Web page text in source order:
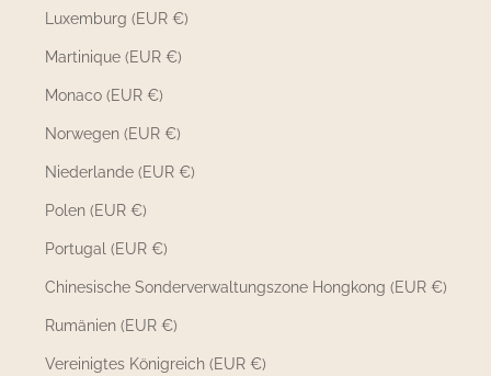
Luxemburg (EUR €)
Martinique (EUR €)
Monaco (EUR €)
Norwegen (EUR €)
Niederlande (EUR €)
Polen (EUR €)
Portugal (EUR €)
Chinesische Sonderverwaltungszone Hongkong (EUR €)
Rumänien (EUR €)
Vereinigtes Königreich (EUR €)